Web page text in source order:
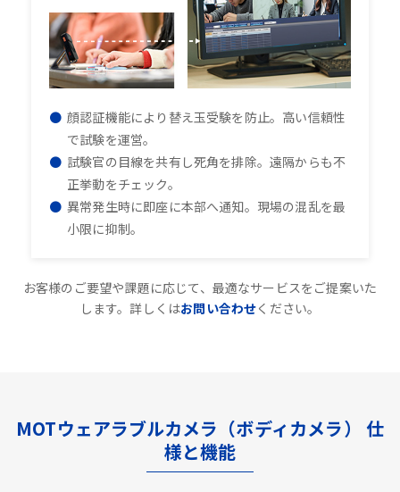
顔認証機能により替え玉受験を防止。高い信頼性
で試験を運営。
試験官の目線を共有し死角を排除。遠隔からも不
正挙動をチェック。
異常発生時に即座に本部へ通知。現場の混乱を最
小限に抑制。
お客様のご要望や課題に応じて、最適なサービスをご提案いた
します。詳しくはお問い合わせください。
MOTウェアラブルカメラ（ボディカメラ） 仕
様と機能